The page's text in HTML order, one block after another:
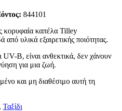
844101
κορυφαία καπέλα Tilley
υλικά εξαιρετικής ποιότητας.
B, είναι ανθεκτικά, δεν χάνουν
για μια ζωή.
και μη διαθέσιμο αυτή τη
, Ταξίδι